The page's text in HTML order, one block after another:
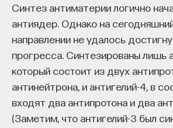
Синтез антиматерии логично
антиядер. Однако на
направлении не удалось
прогресса. Синтезированы лишь
который состоит из двух
антинейтрона, и антигелий-4, в
входят два антипротона и два
(Заметим, что антигелий-3 был